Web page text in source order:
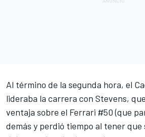
Al término de la segunda hora, el
lideraba la carrera con Stevens,
ventaja sobre el Ferrari #50 (que
demás y perdió tiempo al tener